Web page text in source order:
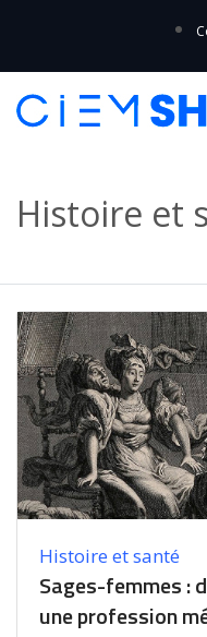
Histoire et
Histoire et santé
Sages-femmes :
une profession